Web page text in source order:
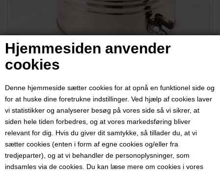
Hjemmesiden anvender
cookies
Denne hjemmeside sætter cookies for at opnå en funktionel side og
for at huske dine foretrukne indstillinger. Ved hjælp af cookies laver
vi statistikker og analyserer besøg på vores side så vi sikrer, at
siden hele tiden forbedres, og at vores markedsføring bliver
relevant for dig. Hvis du giver dit samtykke, så tillader du, at vi
sætter cookies (enten i form af egne cookies og/eller fra
tredjeparter), og at vi behandler de personoplysninger, som
indsamles via de cookies. Du kan læse mere om cookies i vores
Vinballon / Massegæringsfad i
rustfrit stål med gærrør, 25 liter
Varenummer: 3498
Rustfri ståltank med tappehane klargjort til vinballon med tyl og
gærrør. - Et alternativ til brug af glas og plastic.